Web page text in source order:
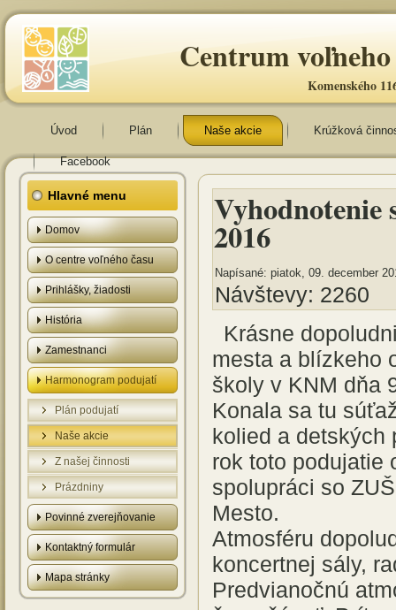
Centrum voľneho
Komenského
Úvod Plán Naše akcie Krúžková
Facebook
Hlavné menu
Domov
O centre voľného času
Prihlášky, žiadosti
História
Zamestnanci
Harmonogram podujatí
Plán podujatí
Naše akcie
Z našej činnosti
Prázdniny
Povinné zverejňovanie
Kontaktný formulár
Mapa stránky
Vyhodnotenie
2016
Napísané: piatok, 09. december
Návštevy: 2260
Krásne
mesta a blízkeho
školy v KNM dňa
Konala sa tu
kolied a detských
rok toto podujatie
spolupráci so
Mesto.
Atmosféru
koncertnej sály,
Predvianočnú